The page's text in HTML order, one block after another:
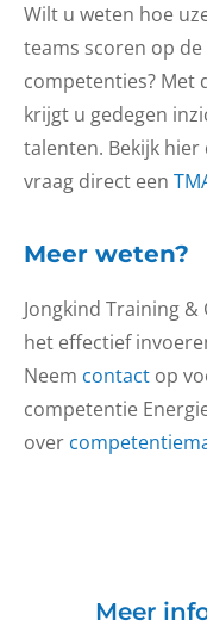
Wilt u weten hoe
teams scoren op
competenties? Met
krijgt u gedegen
talenten. Bekijk hier
vraag direct een
Meer weten?
Jongkind Training
het effectief
Neem contact op
competentie
over
Meer